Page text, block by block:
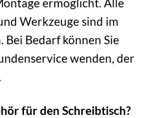
Werkzeuge sind im
Bedarf können Sie
wenden, der
für den Schreibtisch?